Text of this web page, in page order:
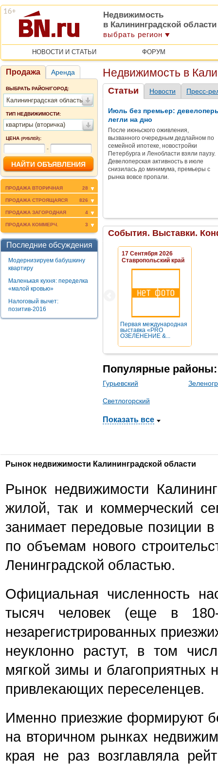
Недвижимость
в Калининградской области
выбрать регион
НОВОСТИ И СТАТЬИ ФОРУМ
Продажа Аренда
ВЫБРАТЬ РАЙОН/ГОРОД:
Калининградская область
ТИП НЕДВИЖИМОСТИ:
квартиры (вторичка)
ЦЕНА (РУБЛЕЙ):
-
ПРОДАЖА ВТОРИЧНАЯ 28
ПРОДАЖА СТРОЯЩАЯСЯ 826
ПРОДАЖА ЗАГОРОДНАЯ 4
ПРОДАЖА КОММЕРЧ. 3
Последние обсуждения
Модернизируем бабушкину
квартиру
Маленькая кухня: переделка
«малой кровью»
Налоговый вычет:
позитив-2016
Недвижимость в
Статьи Новости Пресс-
Июль без премьер:
легли на дно
После июньского оживления,
вызванного очередным дедлайном по
семейной ипотеке, новостройки
Петербурга и Ленобласти взяли паузу.
Девелоперская активность в июле
снизилась до минимума, премьеры с
рынка вовсе пропали.
События. Выставки.
17 Сентября 2026
Ставропольский край
Первая международная
выставка «PRO
ОЗЕЛЕНЕНИЕ &...
Популярные районы:
Гурьевский
Светлогорский
Показать все
Рынок недвижимости Калининградской области
Рынок недвижимости
жилой, так и коммерческий
занимает передовые позиции
по объемам нового
Ленинградской областью.
Официальная численность
тысяч человек (еще в 180-
незарегистрированных
неуклонно растут, в том
мягкой зимы и благоприятных
привлекающих переселенцев.
Именно приезжие формируют
на вторичном рынках
края не раз возглавляла